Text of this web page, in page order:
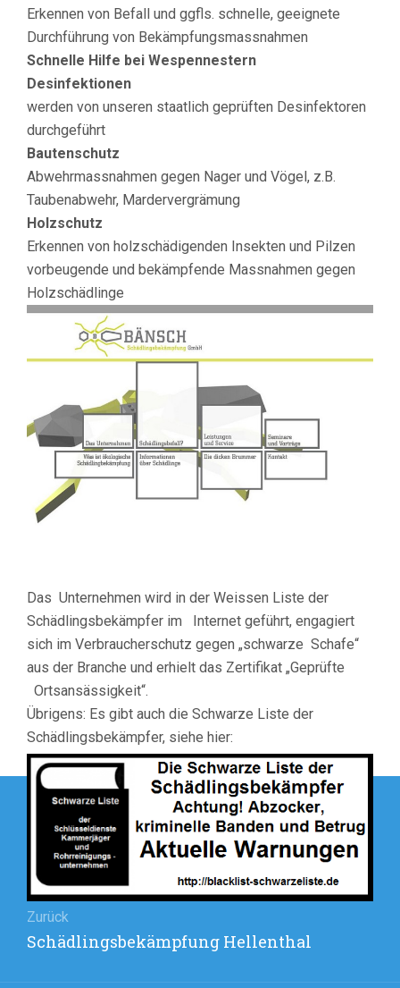
Erkennen von Befall und ggfls. schnelle, geeignete
Durchführung von Bekämpfungsmassnahmen
Schnelle Hilfe bei Wespennestern
Desinfektionen
werden von unseren staatlich geprüften Desinfektoren
durchgeführt
Bautenschutz
Abwehrmassnahmen gegen Nager und Vögel, z.B.
Taubenabwehr, Mardervergrämung
Holzschutz
Erkennen von holzschädigenden Insekten und Pilzen
vorbeugende und bekämpfende Massnahmen gegen
Holzschädlinge
Das Unternehmen wird in der Weissen Liste der
Schädlingsbekämpfer im Internet geführt, engagiert
sich im Verbraucherschutz gegen „schwarze Schafe“
aus der Branche und erhielt das Zertifikat „Geprüfte
Ortsansässigkeit“.
Übrigens: Es gibt auch die Schwarze Liste der
Schädlingsbekämpfer, siehe hier:
Beitragsnavigation
Zurück
Vorheriger
Schädlingsbekämpfung Hellenthal